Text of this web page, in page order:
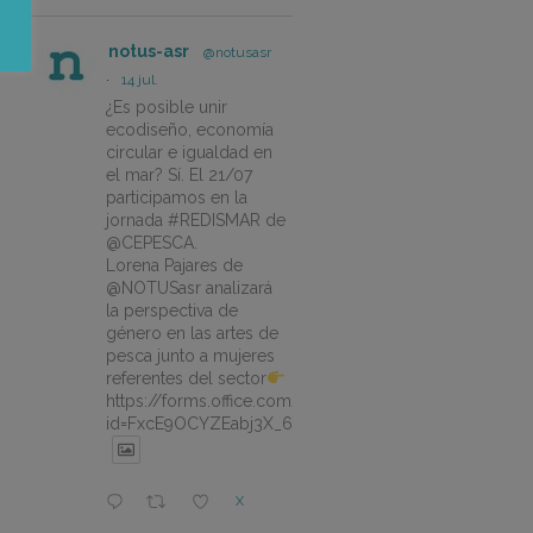
notus-asr
@notusasr
·
14 jul.
¿Es posible unir
ecodiseño, economía
circular e igualdad en
el mar? Sí. El 21/07
participamos en la
jornada #REDISMAR de
@CEPESCA.
Lorena Pajares de
@NOTUSasr analizará
la perspectiva de
género en las artes de
pesca junto a mujeres
referentes del sector
https://forms.office.com/pages/responsepage.aspx?
X